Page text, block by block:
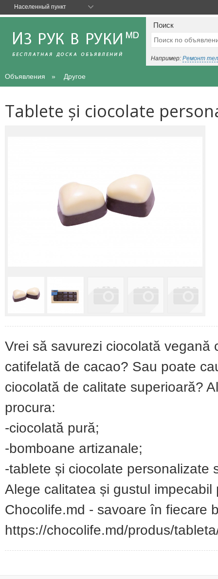
Поиск
Например: Ремонт
Объявления Другое
Tablete și ciocolate
Vrei să savurezi ciocolată
catifelată de cacao? Sau poate
ciocolată de calitate superioară?
procura:
-ciocolată pură;
-bomboane artizanale;
-tablete și ciocolate personalizate
Alege calitatea și gustul
Chocolife.md - savoare în fiecare
https://chocolife.md/produs/
Населенный пункт